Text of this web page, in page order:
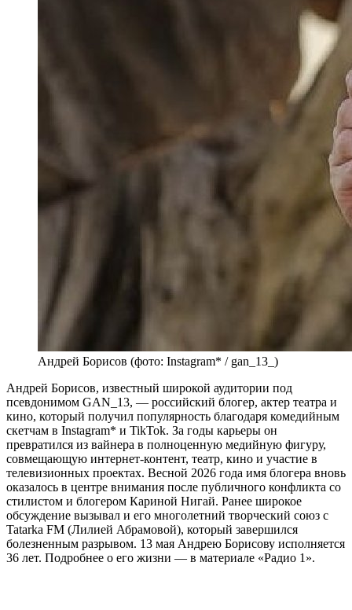
Андрей Борисов (фото: Instagram* / gan_13_)
Андрей Борисов, известный широкой аудитории под
псевдонимом GAN_13, — российский блогер, актер театра и
кино, который получил популярность благодаря комедийным
скетчам в Instagram* и TikTok. За годы карьеры он
превратился из вайнера в полноценную медийную фигуру,
совмещающую интернет-контент, театр, кино и участие в
телевизионных проектах. Весной 2026 года имя блогера вновь
оказалось в центре внимания после публичного конфликта со
стилистом и блогером Кариной Нигай. Ранее широкое
обсуждение вызывал и его многолетний творческий союз с
Tatarka FM (Лилией Абрамовой), который завершился
болезненным разрывом. 13 мая Андрею Борисову исполняется
36 лет. Подробнее о его жизни — в материале «Радио 1».